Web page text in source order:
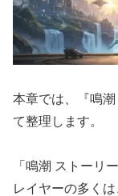
本章では、『鳴
て整理します。
「鳴潮 ストーリ
レイヤーの多くは